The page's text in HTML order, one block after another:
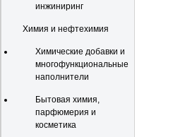
инжиниринг
Химия и нефтехимия
Химические добавки и
многофункциональные
наполнители
Бытовая химия,
парфюмерия и
косметика